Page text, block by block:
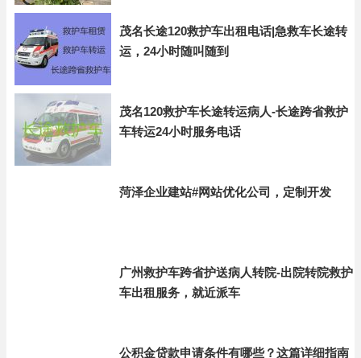
茂名长途120救护车出租电话|急救车长途转
运，24小时随叫随到
茂名120救护车长途转运病人-长途跨省救护
车转运24小时服务电话
菏泽企业建站#网站优化公司，定制开发
广州救护车跨省护送病人转院-出院转院救护
车出租服务，就近派车
公积金贷款申请条件有哪些？这篇详细指南